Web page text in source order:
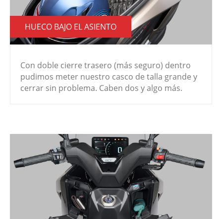
HUECO BAJO EL ASIENTO
Con doble cierre trasero (más seguro) dentro
pudimos meter nuestro casco de talla grande y
cerrar sin problema. Caben dos y algo más.